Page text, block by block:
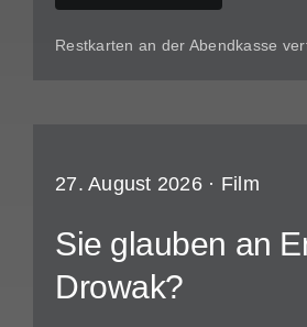
Restkarten an der Abendkasse
27. August 2026 · Film
Sie glauben an
Drowak?